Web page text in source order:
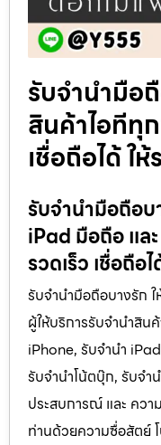
รับจำนำมือ
สินค้าไอทีทุ
เชื่อถือได้ ใ
รับจำนำมือถือ
iPad มือถือ แล
รวดเร็ว เชื่อถือ
รับจำนำมือถือบางรัก
ผู้ให้บริการรับจำนำสิน
iPhone, รับจำนำ
รับจำนำโน้ตบุ๊ก, รับจ
ประสบการณ์ และ ควา
ท่านด้วยความซื่อสัตย์